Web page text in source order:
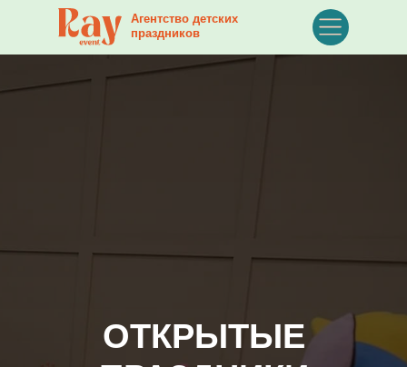
Агентство детских
праздников
ПРИХОДИТЕ ВСЕЙ
СЕМЬЕЙ